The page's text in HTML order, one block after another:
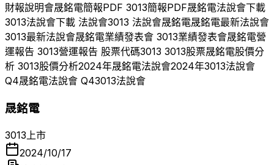
財報說明會晟銘電簡報PDF 3013簡報PDF晟銘電法說會下載
3013法說會下載 法說會3013 法說會晟銘電晟銘電最新法說會
3013最新法說會晟銘電業績發表會 3013業績發表會晟銘電營
運報告 3013營運報告 股票代碼3013 3013股票晟銘電股價分
析 3013股價分析2024年晟銘電法說會2024年3013法說會
Q4晟銘電法說會 Q43013法說會
晟銘電
3013 上市
2024/10/17